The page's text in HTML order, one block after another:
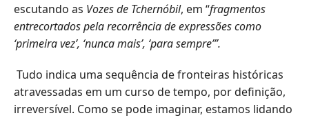
escutando as Vozes de Tchernóbil, em “fragmentos
entrecortados pela recorrência de expressões como
‘primeira vez’, ‘nunca mais’, ‘para sempre’”.
Tudo indica uma sequência de fronteiras históricas
atravessadas em um curso de tempo, por definição,
irreversível. Como se pode imaginar, estamos lidando